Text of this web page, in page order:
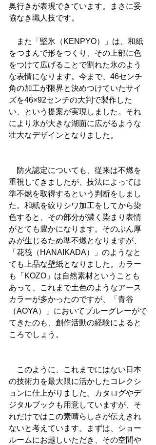
奥行きが表現できています。まさに妥
協なき職人技です。
また「堅氷（KENPYO）」は、和紙
をつまんで形をつくり、その上部に色
をつけて広げることで割れた氷のよう
な表情になります。今まで、46センチ
角の加工が限界と決めつけていたサイ
ズを46×92センチの大判で製作した
い、という提案が実現しました。それ
により氷が大きな湖面に広がるような
壮大なデザインとなりました。
防火認定についても、従来は不燃を
重視してきましたが、技法によっては
準不燃を取得するという判断をしまし
た。和紙を絞りシワ加工をしてから染
色すると、その部分が濃く染まり表情
がとても豊かになります。そのぶん厚
みが生じるため準不燃となりますが、
「花筏（HANAIKADA）」のようなと
ても上品な壁紙となりました。カラー
も「KOZO」は自然素材ということも
あって、これまで土色のようなアース
カラーが多かったのですが、「青谷
（AOYA）」においてブルーグレーがで
てきたのも、創作活動の経験によると
ころでしょう。
このように、これまでにはない日本
の技術力を最大限に活かしたコレクシ
ョンに仕上がりました。カタログやデ
ジタルブックも用意していますが、そ
れだけではこの素晴らしさが伝えきれ
ないと考えています。まずは、ショー
ルームにお越しいただき、その空間や